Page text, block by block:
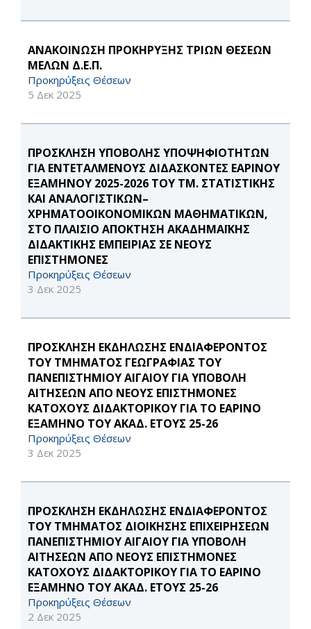
ΑΝΑΚΟΙΝΩΣΗ ΠΡΟΚΗΡΥΞΗΣ ΤΡΙΩΝ ΘΕΣΕΩΝ
ΜΕΛΩΝ Δ.Ε.Π.
Προκηρύξεις Θέσεων
5 Δεκ 2025
ΠΡΟΣΚΛΗΣΗ ΥΠΟΒΟΛΗΣ ΥΠΟΨΗΦΙΟΤΗΤΩΝ
ΓΙΑ ΕΝΤΕΤΑΛΜΕΝΟΥΣ ΔΙΔΑΣΚΟΝΤΕΣ ΕΑΡΙΝΟΥ
ΕΞΑΜΗΝΟΥ 2025-2026 ΤΟΥ ΤΜ. ΣΤΑΤΙΣΤΙΚΗΣ
ΚΑΙ ΑΝΑΛΟΓΙΣΤΙΚΩΝ–
ΧΡΗΜΑΤΟΟΙΚΟΝΟΜΙΚΩΝ ΜΑΘΗΜΑΤΙΚΩΝ,
ΣΤΟ ΠΛΑΙΣΙΟ ΑΠΟΚΤΗΣΗ ΑΚΑΔΗΜΑΪΚΗΣ
ΔΙΔΑΚΤΙΚΗΣ ΕΜΠΕΙΡΙΑΣ ΣΕ ΝΕΟΥΣ
ΕΠΙΣΤΗΜΟΝΕΣ
Προκηρύξεις Θέσεων
3 Δεκ 2025
ΠΡΟΣΚΛΗΣΗ ΕΚΔΗΛΩΣΗΣ ΕΝΔΙΑΦΕΡΟΝΤΟΣ
ΤΟΥ ΤΜΗΜΑΤΟΣ ΓΕΩΓΡΑΦΙΑΣ ΤΟΥ
ΠΑΝΕΠΙΣΤΗΜΙΟΥ ΑΙΓΑΙΟΥ ΓΙΑ ΥΠΟΒΟΛΗ
ΑΙΤΗΣΕΩΝ ΑΠΟ ΝΕΟΥΣ ΕΠΙΣΤΗΜΟΝΕΣ
ΚΑΤΟΧΟΥΣ ΔΙΔΑΚΤΟΡΙΚΟΥ ΓΙΑ ΤΟ ΕΑΡΙΝΟ
ΕΞΑΜΗΝΟ ΤΟΥ ΑΚΑΔ. ΕΤΟΥΣ 25-26
Προκηρύξεις Θέσεων
3 Δεκ 2025
ΠΡΟΣΚΛΗΣΗ ΕΚΔΗΛΩΣΗΣ ΕΝΔΙΑΦΕΡΟΝΤΟΣ
ΤΟΥ ΤΜΗΜΑΤΟΣ ΔΙΟΙΚΗΣΗΣ ΕΠΙΧΕΙΡΗΣΕΩΝ
ΠΑΝΕΠΙΣΤΗΜΙΟΥ ΑΙΓΑΙΟΥ ΓΙΑ ΥΠΟΒΟΛΗ
ΑΙΤΗΣΕΩΝ ΑΠΟ ΝΕΟΥΣ ΕΠΙΣΤΗΜΟΝΕΣ
ΚΑΤΟΧΟΥΣ ΔΙΔΑΚΤΟΡΙΚΟΥ ΓΙΑ ΤΟ ΕΑΡΙΝΟ
ΕΞΑΜΗΝΟ ΤΟΥ ΑΚΑΔ. ΕΤΟΥΣ 25-26
Προκηρύξεις Θέσεων
2 Δεκ 2025